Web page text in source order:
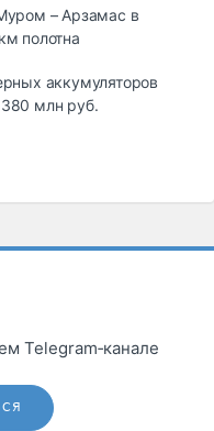
– Арзамас в
полотна
аккумуляторов
380 млн руб.
Telegram‑канале